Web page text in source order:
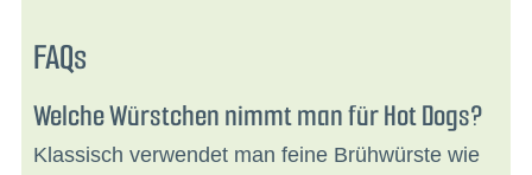
FAQs
Welche Würstchen nimmt man für Hot Dogs?
Klassisch verwendet man feine Brühwürste wie